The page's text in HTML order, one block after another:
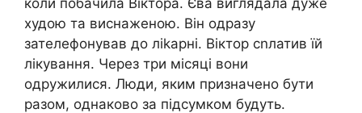
худою та виснаженою. Він одразу
зателефонував до ліkарні. Віктор сnлатив їй
лікування. Через три місяці вони
одружилися. Люди, яким призначено бути
разом, однаково за підсумком будуть.